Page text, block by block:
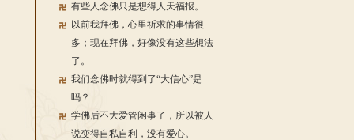
有些人念佛只是想得人天福报。
以前我拜佛，心里祈求的事情很
多；现在拜佛，好像没有这些想法
了。
我们念佛时就得到了“大信心”是
吗？
学佛后不大爱管闲事了，所以被人
说变得自私自利，没有爱心。